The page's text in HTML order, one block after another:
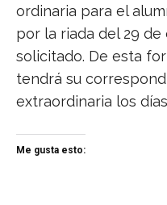
ordinaria para el
por la riada del 29
solicitado. De esta
tendrá su
extraordinaria los
Me gusta esto: